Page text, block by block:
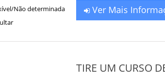
Não determinada
Ver Mais
TIRE UM CURSO